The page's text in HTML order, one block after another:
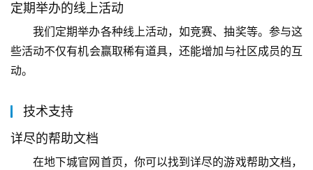
定期举办的线上活动
我们定期举办各种线上活动，如竞赛、抽奖等。参与这
些活动不仅有机会赢取稀有道具，还能增加与社区成员的互
动。
技术支持
详尽的帮助文档
在地下城官网首页，你可以找到详尽的游戏帮助文档，